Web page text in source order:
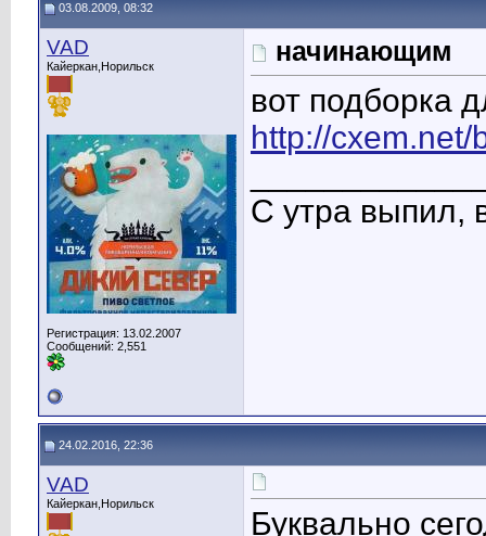
03.08.2009, 08:32
VAD
Кайеркан,Норильск
Регистрация: 13.02.2007
Сообщений: 2,551
начинающим
вот подборка
http://
С утра выпил,
24.02.2016, 22:36
VAD
Кайеркан,Норильск
Буквально